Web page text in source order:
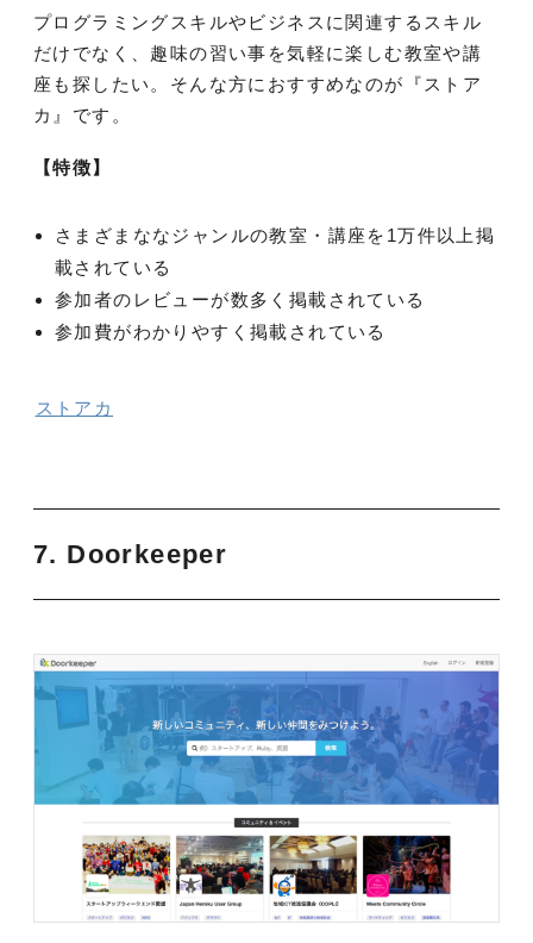
プログラミングスキルやビジネスに関連するスキル
だけでなく、趣味の習い事を気軽に楽しむ教室や講
座も探したい。そんな方におすすめなのが『ストア
カ』です。
【特徴】
さまざまななジャンルの教室・講座を1万件以上掲
載されている
参加者のレビューが数多く掲載されている
参加費がわかりやすく掲載されている
ストアカ
7. Doorkeeper